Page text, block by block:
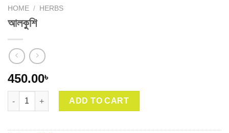
HOME / HERBS
আলকুশি
450.00৳
আলকুশি quantity
ADD TO CART